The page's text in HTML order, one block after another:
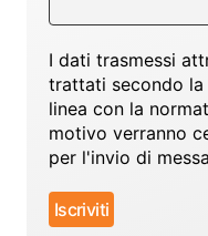
I dati trasmessi
trattati secondo la
linea con la
motivo verranno
per l'invio di